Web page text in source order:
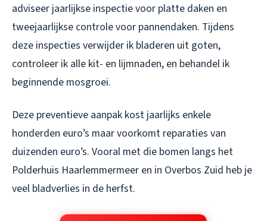
adviseer jaarlijkse inspectie voor platte daken en
tweejaarlijkse controle voor pannendaken. Tijdens
deze inspecties verwijder ik bladeren uit goten,
controleer ik alle kit- en lijmnaden, en behandel ik
beginnende mosgroei.
Deze preventieve aanpak kost jaarlijks enkele
honderden euro’s maar voorkomt reparaties van
duizenden euro’s. Vooral met die bomen langs het
Polderhuis Haarlemmermeer en in Overbos Zuid heb je
veel bladverlies in de herfst.